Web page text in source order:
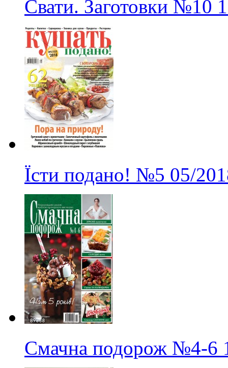
Свати. Заготовки №10
Їсти подано! №5 05/
Смачна подорож №4-6